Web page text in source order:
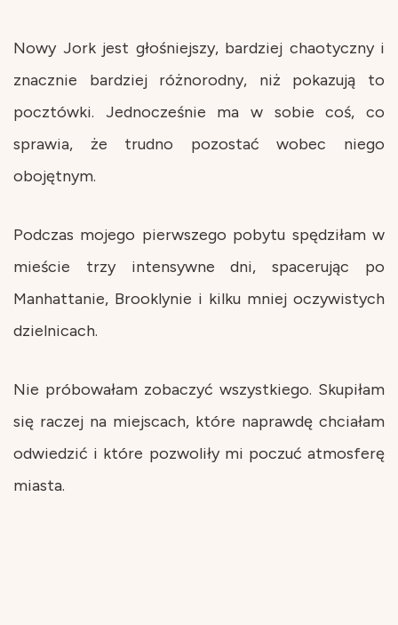
Nowy Jork jest głośniejszy, bardziej chaotyczny i
znacznie bardziej różnorodny, niż pokazują to
pocztówki. Jednocześnie ma w sobie coś, co
sprawia, że trudno pozostać wobec niego
obojętnym.
Podczas mojego pierwszego pobytu spędziłam w
mieście trzy intensywne dni, spacerując po
Manhattanie, Brooklynie i kilku mniej oczywistych
dzielnicach.
Nie próbowałam zobaczyć wszystkiego. Skupiłam
się raczej na miejscach, które naprawdę chciałam
odwiedzić i które pozwoliły mi poczuć atmosferę
miasta.